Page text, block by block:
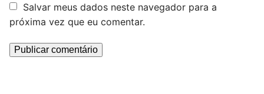
Salvar meus dados neste navegador para a
próxima vez que eu comentar.